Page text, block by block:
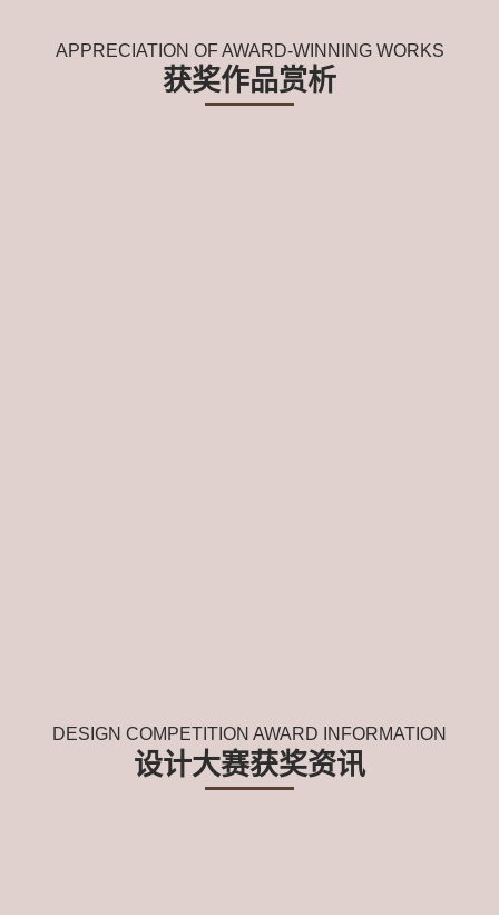
APPRECIATION OF AWARD-WINNING WORKS
获奖作品赏析
DESIGN COMPETITION AWARD INFORMATION
设计大赛获奖资讯